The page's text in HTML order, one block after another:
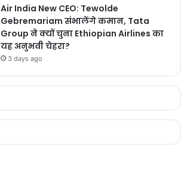
Vanshika Pandey
Air India New CEO: Tewolde
Gebremariam संभालेंगे कमान, Tata
Group ने क्यों चुना Ethiopian Airlines का
यह अनुभवी चेहरा?
3 days ago